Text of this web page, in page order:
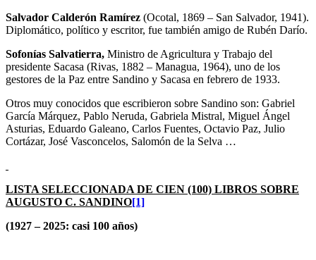
Salvador Calderón Ramírez (Ocotal, 1869 – San Salvador, 1941).
Diplomático, político y escritor, fue también amigo de Rubén Darío.
Sofonías Salvatierra, Ministro de Agricultura y Trabajo del
presidente Sacasa (Rivas, 1882 – Managua, 1964), uno de los
gestores de la Paz entre Sandino y Sacasa en febrero de 1933.
Otros muy conocidos que escribieron sobre Sandino son: Gabriel
García Márquez, Pablo Neruda, Gabriela Mistral, Miguel Ángel
Asturias, Eduardo Galeano, Carlos Fuentes, Octavio Paz, Julio
Cortázar, José Vasconcelos, Salomón de la Selva …
LISTA SELECCIONADA DE CIEN (100) LIBROS SOBRE
AUGUSTO C. SANDINO[1]
(1927 – 2025: casi 100 años)